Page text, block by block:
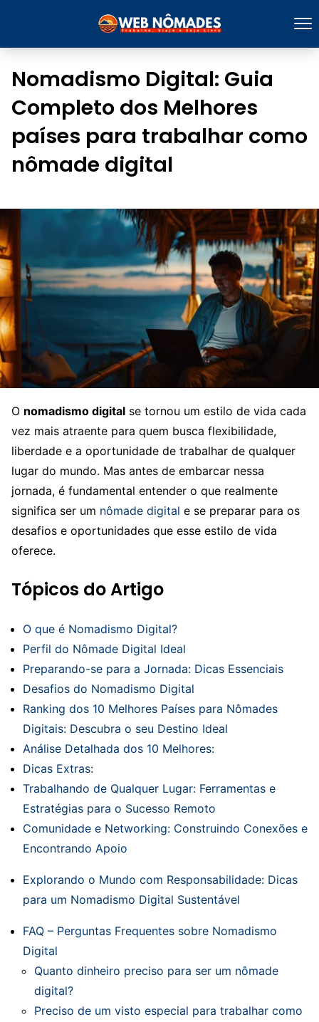
Nomadismo Digital: Guia
Completo dos Melhores
países para trabalhar como
nômade digital
O nomadismo digital se tornou um estilo de vida cada
vez mais atraente para quem busca flexibilidade,
liberdade e a oportunidade de trabalhar de qualquer
lugar do mundo. Mas antes de embarcar nessa
jornada, é fundamental entender o que realmente
significa ser um nômade digital e se preparar para os
desafios e oportunidades que esse estilo de vida
oferece.
Tópicos do Artigo
O que é Nomadismo Digital?
Perfil do Nômade Digital Ideal
Preparando-se para a Jornada: Dicas Essenciais
Desafios do Nomadismo Digital
Ranking dos 10 Melhores Países para Nômades
Digitais: Descubra o seu Destino Ideal
Análise Detalhada dos 10 Melhores:
Dicas Extras:
Trabalhando de Qualquer Lugar: Ferramentas e
Estratégias para o Sucesso Remoto
Comunidade e Networking: Construindo Conexões e
Encontrando Apoio
Explorando o Mundo com Responsabilidade: Dicas
para um Nomadismo Digital Sustentável
FAQ – Perguntas Frequentes sobre Nomadismo
Digital
Quanto dinheiro preciso para ser um nômade
digital?
Preciso de um visto especial para trabalhar como